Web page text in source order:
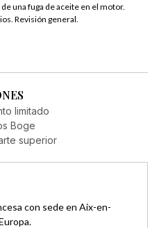
una fuga de aceite en el motor.
Revisión general.
limitado
Boge
superior
con sede en Aix-en-